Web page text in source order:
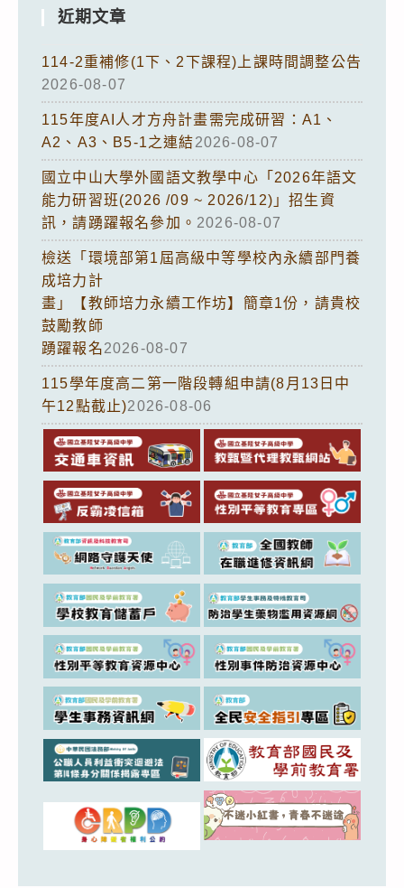
近期文章
114-2重補修(1下、2下課程)上課時間調整公告
2026-08-07
115年度AI人才方舟計畫需完成研習：A1、
A2、A3、B5-1之連結2026-08-07
國立中山大學外國語文教學中心「2026年語文
能力研習班(2026 /09 ~ 2026/12)」招生資
訊，請踴躍報名參加。 2026-08-07
檢送「環境部第1屆高級中等學校內永續部門養
成培力計
畫」【教師培力永續工作坊】簡章1份，請貴校
鼓勵教師
踴躍報名2026-08-07
115學年度高二第一階段轉組申請(8月13日中
午12點截止)2026-08-06